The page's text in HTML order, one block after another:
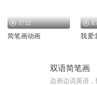
1752
简笔画动画 我爱
双语简笔画
边画边说英语